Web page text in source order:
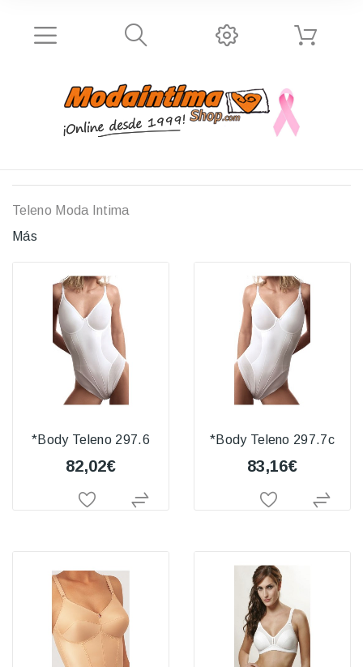
Teleno Moda Intima
Más
*Body Teleno 297.6
82,02€
*Body Teleno 297.7c
83,16€